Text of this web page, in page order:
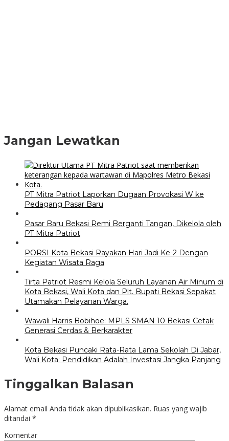
Jangan Lewatkan
PT Mitra Patriot Laporkan Dugaan Provokasi W ke
Pedagang Pasar Baru
Pasar Baru Bekasi Remi Berganti Tangan, Dikelola oleh
PT Mitra Patriot
PORSI Kota Bekasi Rayakan Hari Jadi Ke-2 Dengan
Kegiatan Wisata Raga
Tirta Patriot Resmi Kelola Seluruh Layanan Air Minum di
Kota Bekasi, Wali Kota dan Plt. Bupati Bekasi Sepakat
Utamakan Pelayanan Warga.
Wawali Harris Bobihoe: MPLS SMAN 10 Bekasi Cetak
Generasi Cerdas & Berkarakter
Kota Bekasi Puncaki Rata-Rata Lama Sekolah Di Jabar,
Wali Kota: Pendidikan Adalah Investasi Jangka Panjang
Tinggalkan Balasan
Alamat email Anda tidak akan dipublikasikan. Ruas yang wajib
ditandai *
Komentar